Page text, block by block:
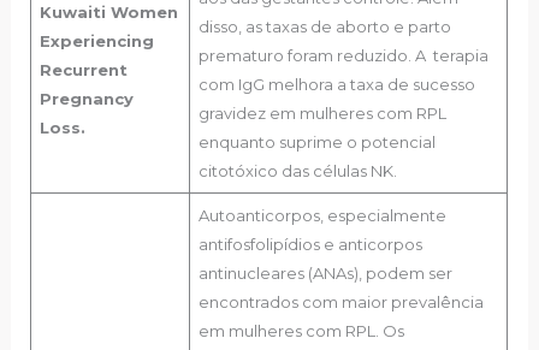
Kuwaiti Women
Experiencing
Recurrent
Pregnancy
Loss.
disso, as taxas de aborto e parto
prematuro foram reduzido. A terapia
com IgG melhora a taxa de sucesso
gravidez em mulheres com RPL
enquanto suprime o potencial
citotóxico das células NK.
Autoanticorpos, especialmente
antifosfolipídios e anticorpos
antinucleares (ANAs), podem ser
encontrados com maior prevalência
em mulheres com RPL. Os